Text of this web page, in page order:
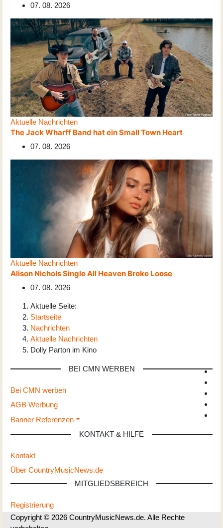
07. 08. 2026
Aktuelle Nachrichten
The Jack Wharff Band hat ein Small Town Heart
07. 08. 2026
Aktuelle Nachrichten
Alison Nichols Single All Heaven Broke Loose
07. 08. 2026
Aktuelle Seite:
Startseite
Nachrichten
Aktuelle Nachrichten
Dolly Parton im Kino
BEI CMN WERBEN
Bei CMN werben
AGB Werbung
Banner Referenzen
KONTAKT & HILFE
Kontakt
Über CountryMusicNews.de
MITGLIEDSBEREICH
Registrierung
Copyright © 2026 CountryMusicNews.de. Alle Rechte